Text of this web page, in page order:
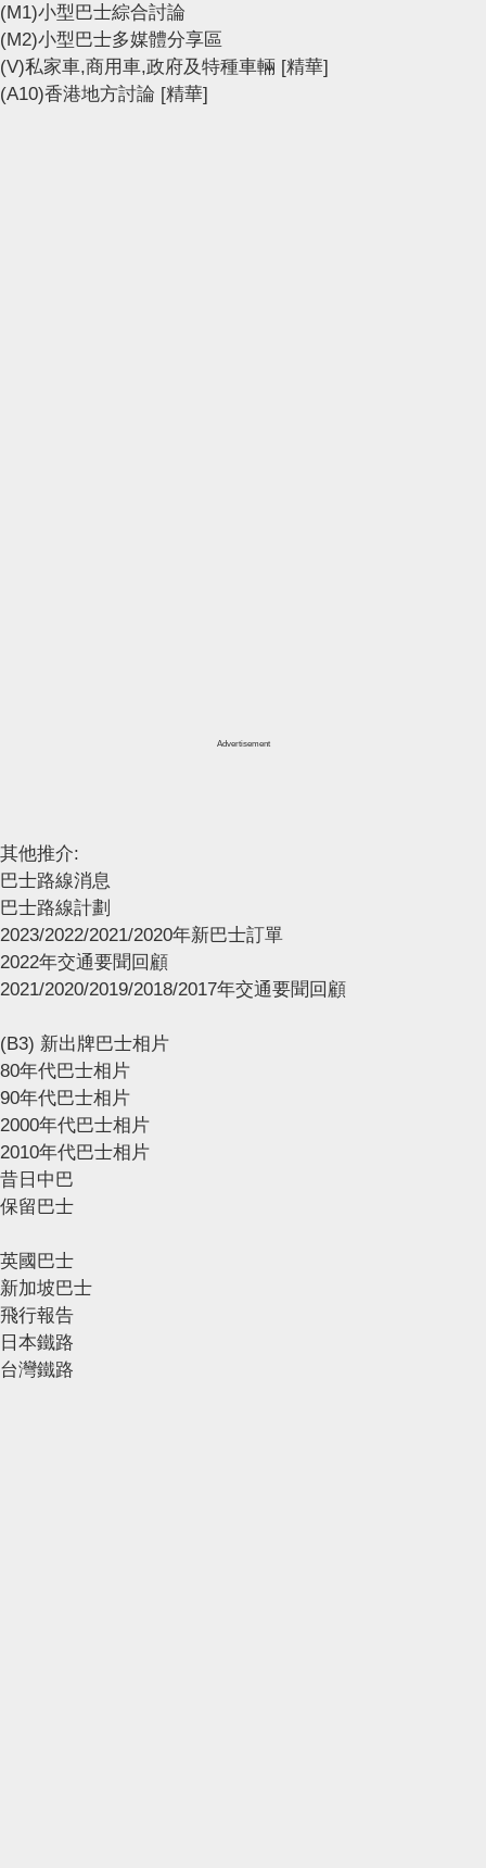
(M1)小型巴士綜合討論
(M2)小型巴士多媒體分享區
(V)私家車,商用車,政府及特種車輛 [精華]
(A10)香港地方討論 [精華]
Advertisement
其他推介:
巴士路線消息
巴士路線計劃
2023/2022/2021/2020年新巴士訂單
2022年交通要聞回顧
2021/2020/2019/2018/2017年交通要聞回顧
(B3) 新出牌巴士相片
80年代巴士相片
90年代巴士相片
2000年代巴士相片
2010年代巴士相片
昔日中巴
保留巴士
英國巴士
新加坡巴士
飛行報告
日本鐵路
台灣鐵路